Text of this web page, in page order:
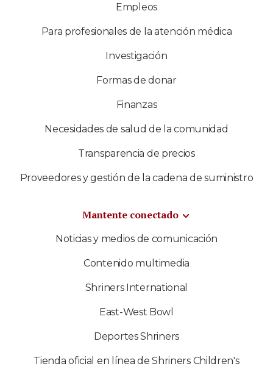
Empleos
Para profesionales de la atención médica
Investigación
Formas de donar
Finanzas
Necesidades de salud de la comunidad
Transparencia de precios
Proveedores y gestión de la cadena de suministro
Mantente conectado
Noticias y medios de comunicación
Contenido multimedia
Shriners International
East-West Bowl
Deportes Shriners
Tienda oficial en línea de Shriners Children's